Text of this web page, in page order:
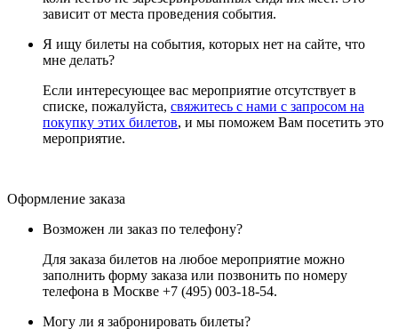
зависит от места проведения события.
Я ищу билеты на события, которых нет на сайте, что
мне делать?
Если интересующее вас мероприятие отсутствует в
списке, пожалуйста, свяжитесь с нами с запросом на
покупку этих билетов, и мы поможем Вам посетить это
мероприятие.
Оформление заказа
Возможен ли заказ по телефону?
Для заказа билетов на любое мероприятие можно
заполнить форму заказа или позвонить по номеру
телефона в Москве +7 (495) 003-18-54.
Могу ли я забронировать билеты?